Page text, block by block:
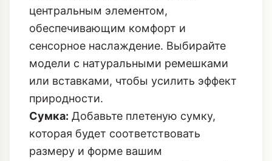
центральным элементом,
обеспечивающим комфорт и
сенсорное наслаждение. Выбирайте
модели с натуральными ремешками
или вставками, чтобы усилить эффект
природности.
Сумка: Добавьте плетеную сумку,
которая будет соответствовать
размеру и форме вашим